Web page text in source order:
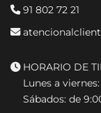
91 802 72 21
HORARIO DE
Lunes a
Sábados: de